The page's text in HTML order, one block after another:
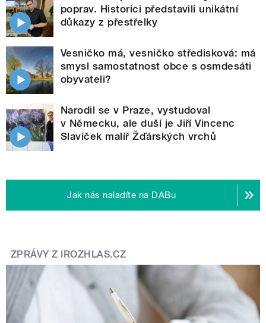
poprav. Historici představili unikátní
důkazy z přestřelky
Vesničko má, vesničko středisková: má
smysl samostatnost obce s osmdesáti
obyvateli?
Narodil se v Praze, vystudoval
v Německu, ale duší je Jiří Vincenc
Slavíček malíř Žďárských vrchů
Jak nás naladíte na DABu
ZPRÁVY Z IROZHLAS.CZ